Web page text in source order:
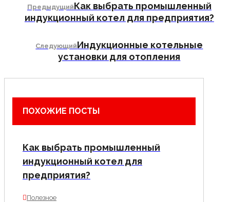
ПредыдущийКак выбрать промышленный
индукционный котел для предприятия?
СледующийИндукционные котельные
установки для отопления
ПОХОЖИЕ ПОСТЫ
Как выбрать промышленный
индукционный котел для
предприятия?
Полезное